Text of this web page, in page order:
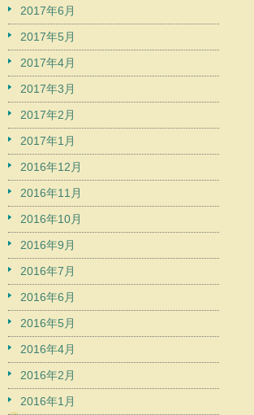
2017年6月
2017年5月
2017年4月
2017年3月
2017年2月
2017年1月
2016年12月
2016年11月
2016年10月
2016年9月
2016年7月
2016年6月
2016年5月
2016年4月
2016年2月
2016年1月